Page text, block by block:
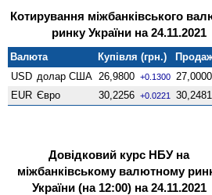
Котирування міжбанківського
ринку України на 24.11.2021
Валюта Купівля (грн.)
USD долар США 26,9800 +0.1300 27,0000
EUR Євро 30,2256 +0.0221 30,2481
Довідковий курс НБУ на
міжбанківському валютному
України (на 12:00) на 24.11.2021